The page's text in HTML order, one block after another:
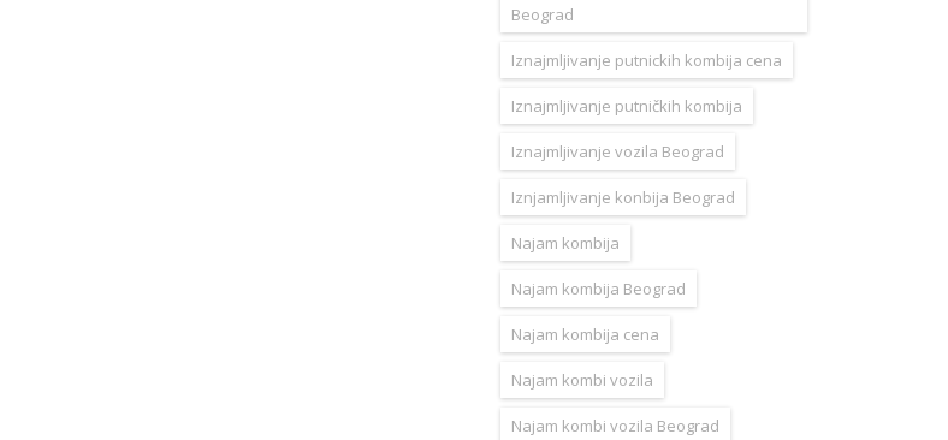
Beograd
Iznajmljivanje putnickih kombija cena
Iznajmljivanje putničkih kombija
Iznajmljivanje vozila Beograd
Iznjamljivanje konbija Beograd
Najam kombija
Najam kombija Beograd
Najam kombija cena
Najam kombi vozila
Najam kombi vozila Beograd